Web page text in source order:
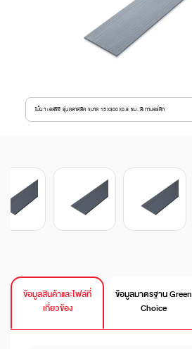
ไม้ฝา เอสซีจี รุ่นคลาสสิค ขนาด 15X300X0.8 ซม. สีเทานอร์ดิก
ข้อมูลสินค้าและไฟล์ที่
เกี่ยวข้อง
ข้อมูลมาตรฐาน Green
Choice